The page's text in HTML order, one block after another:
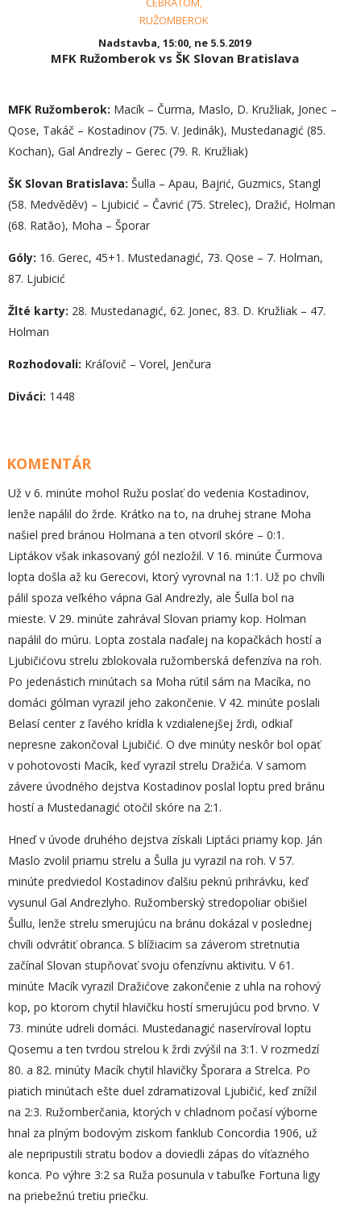
RUŽOMBEROK
Nadstavba, 15:00, ne 5.5.2019
MFK Ružomberok vs ŠK Slovan Bratislava
MFK Ružomberok: Macík – Čurma, Maslo, D. Kružliak, Jonec –
Qose, Takáč – Kostadinov (75. V. Jedinák), Mustedanagić (85.
Kochan), Gal Andrezly – Gerec (79. R. Kružliak)
ŠK Slovan Bratislava: Šulla – Apau, Bajrić, Guzmics, Stangl
(58. Medvěděv) – Ljubicić – Čavrić (75. Strelec), Dražić, Holman
(68. Ratão), Moha – Šporar
Góly: 16. Gerec, 45+1. Mustedanagić, 73. Qose – 7. Holman,
87. Ljubicić
Žlté karty: 28. Mustedanagić, 62. Jonec, 83. D. Kružliak – 47.
Holman
Rozhodovali: Kráľovič – Vorel, Jenčura
Diváci: 1448
KOMENTÁR
Už v 6. minúte mohol Ružu poslať do vedenia Kostadinov,
lenže napálil do žrde. Krátko na to, na druhej strane Moha
našiel pred bránou Holmana a ten otvoril skóre – 0:1.
Liptákov však inkasovaný gól nezložil. V 16. minúte Čurmova
lopta došla až ku Gerecovi, ktorý vyrovnal na 1:1. Už po chvíli
pálil spoza veľkého vápna Gal Andrezly, ale Šulla bol na
mieste. V 29. minúte zahrával Slovan priamy kop. Holman
napálil do múru. Lopta zostala naďalej na kopačkách hostí a
Ljubičićovu strelu zblokovala ružomberská defenzíva na roh.
Po jedenástich minútach sa Moha rútil sám na Macíka, no
domáci gólman vyrazil jeho zakončenie. V 42. minúte poslali
Belasí center z ľavého krídla k vzdialenejšej žrdi, odkiaľ
nepresne zakončoval Ljubičić. O dve minúty neskôr bol opäť
v pohotovosti Macík, keď vyrazil strelu Dražića. V samom
závere úvodného dejstva Kostadinov poslal loptu pred bránu
hostí a Mustedanagić otočil skóre na 2:1.
Hneď v úvode druhého dejstva získali Liptáci priamy kop. Ján
Maslo zvolil priamu strelu a Šulla ju vyrazil na roh. V 57.
minúte predviedol Kostadinov ďalšiu peknú prihrávku, keď
vysunul Gal Andrezlyho. Ružomberský stredopoliar obišiel
Šullu, lenže strelu smerujúcu na bránu dokázal v poslednej
chvíli odvrátiť obranca. S blížiacim sa záverom stretnutia
začínal Slovan stupňovať svoju ofenzívnu aktivitu. V 61.
minúte Macík vyrazil Dražićove zakončenie z uhla na rohový
kop, po ktorom chytil hlavičku hostí smerujúcu pod brvno. V
73. minúte udreli domáci. Mustedanagić naservíroval loptu
Qosemu a ten tvrdou strelou k žrdi zvýšil na 3:1. V rozmedzí
80. a 82. minúty Macík chytil hlavičky Šporara a Strelca. Po
piatich minútach ešte duel zdramatizoval Ljubičić, keď znížil
na 2:3. Ružomberčania, ktorých v chladnom počasí výborne
hnal za plným bodovým ziskom fanklub Concordia 1906, už
ale nepripustili stratu bodov a doviedli zápas do víťazného
konca. Po výhre 3:2 sa Ruža posunula v tabuľke Fortuna ligy
na priebežnú tretiu priečku.